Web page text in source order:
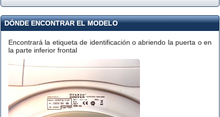
DÓNDE ENCONTRAR EL MODELO
Encontrará la etiqueta de identificación o abriendo la puerta o en
la parte inferior frontal